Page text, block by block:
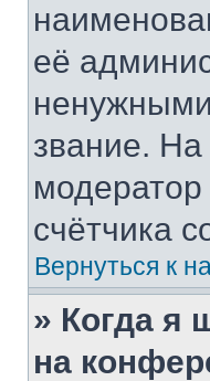
её
звание.
счётчика
Вернуться к
» Когда я
на